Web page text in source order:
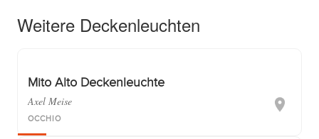
Weitere Deckenleuchten
Mito Alto Deckenleuchte
Axel Meise
OCCHIO